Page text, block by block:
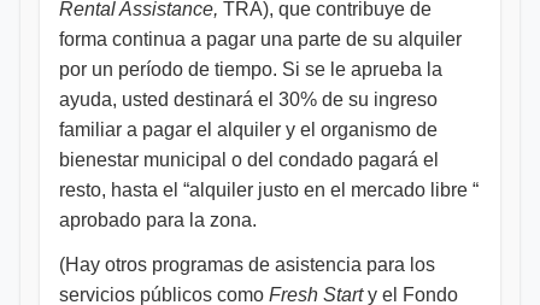
Rental Assistance, TRA), que contribuye de
forma continua a pagar una parte de su alquiler
por un período de tiempo. Si se le aprueba la
ayuda, usted destinará el 30% de su ingreso
familiar a pagar el alquiler y el organismo de
bienestar municipal o del condado pagará el
resto, hasta el “alquiler justo en el mercado libre “
aprobado para la zona.
(Hay otros programas de asistencia para los
servicios públicos como Fresh Starty el Fondo